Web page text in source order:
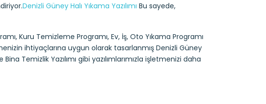
Denizli Güney Halı Yıkama Yazılımı Bu sayede,
Kuru Temizleme Programı, Ev, İş, Oto Yıkama Programı
ihtiyaçlarına uygun olarak tasarlanmış Denizli Güney
Bina Temizlik Yazılımı gibi yazılımlarımızla işletmenizi daha